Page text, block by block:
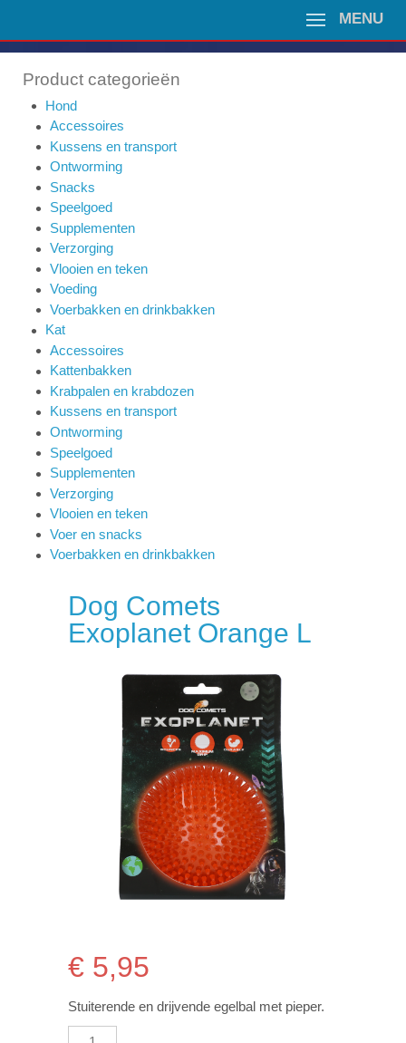
MENU
Product categorieën
Hond
Accessoires
Kussens en transport
Ontworming
Snacks
Speelgoed
Supplementen
Verzorging
Vlooien en teken
Voeding
Voerbakken en drinkbakken
Kat
Accessoires
Kattenbakken
Krabpalen en krabdozen
Kussens en transport
Ontworming
Speelgoed
Supplementen
Verzorging
Vlooien en teken
Voer en snacks
Voerbakken en drinkbakken
Dog Comets
Exoplanet Orange L
€ 5,95
Stuiterende en drijvende egelbal met pieper.
Dog